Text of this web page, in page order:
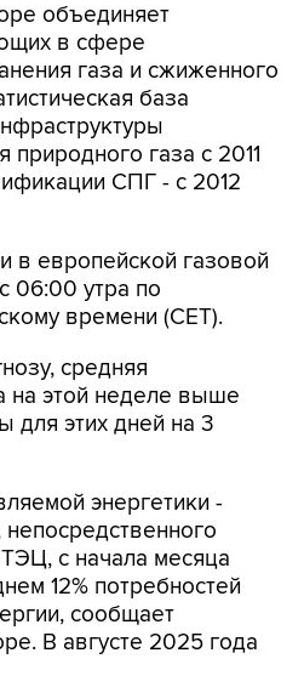
объединяет
в сфере
газа и сжиженного
база
природного газа с 2011
СПГ - с 2012
в европейской газовой
06:00 утра по
времени (CET).
средняя
на этой неделе выше
для этих дней на 3
энергетики -
с начала месяца
12% потребностей
сообщает
В августе 2025 года